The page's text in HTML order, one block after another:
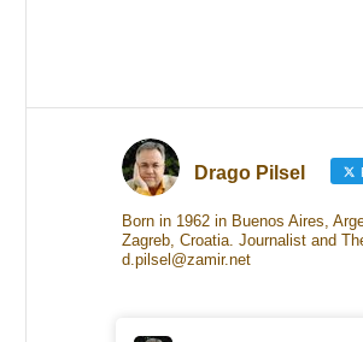
Drago Pilsel
Born in 1962 in Buenos Aires,
Zagreb, Croatia. Journalist and
d.pilsel@zamir.net